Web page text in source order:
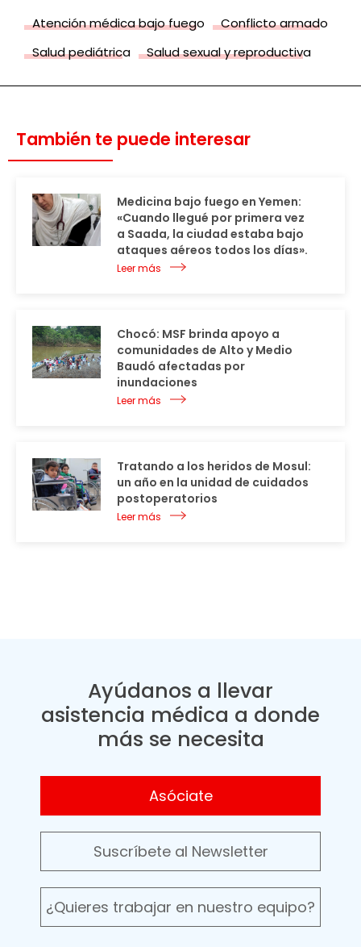
Atención médica bajo fuego
Conflicto armado
Salud pediátrica
Salud sexual y reproductiva
También te puede interesar
Medicina bajo fuego en Yemen:
«Cuando llegué por primera vez
a Saada, la ciudad estaba bajo
ataques aéreos todos los días».
Leer más
Chocó: MSF brinda apoyo a
comunidades de Alto y Medio
Baudó afectadas por
inundaciones
Leer más
Tratando a los heridos de Mosul:
un año en la unidad de cuidados
postoperatorios
Leer más
Ayúdanos a llevar
asistencia médica a donde
más se necesita
Asóciate
Suscríbete al Newsletter
¿Quieres trabajar en nuestro equipo?